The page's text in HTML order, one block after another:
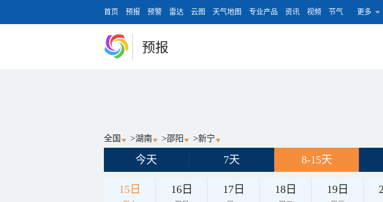
首页 预报 预警 雷达 云图 天气地图 专业产品 资讯 视频 节气 更多
预报
全国 >湖南 >邵阳 >新宁
今天 7天 8-15天
15日 16日 17日 18日 19日